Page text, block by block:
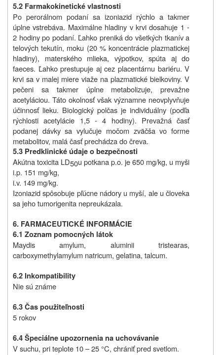
5.2 Farmakokinetické vlastnosti
Po perorálnom podaní sa izoniazid rýchlo a takmer
úplne vstrebáva. Maximálne hladiny v krvi dosahuje 1 -
2 hodiny po podaní. Ľahko preniká do všetkých tkanív a
telových tekutín, moku (20 % koncentrácie plazmatickej
hladiny), materského mlieka, výpotkov, spúta aj do
faeces. Ľahko prestupuje aj cez placentárnu bariéru. V
krvi sa v malej miere viaže na plazmatické bielkoviny. V
pečeni sa takmer úplne metabolizuje, prevažne
acetyláciou. Táto okolnosť však významne neovplyvňuje
účinnosť lieku. Biologický polčas je individuálny (podľa
rýchlosti acetylácie 1,5 - 4 hodiny). Prevažná časť
podanej dávky sa vylučuje močom zväčša vo forme
metabolitov, malá časť prechádza do čreva.
5.3 Predklinické údaje o bezpečnosti
Akútna toxicita LD50u potkana p.o. je 650 mg/kg, u myši
i.p. 151 mg/kg,
i.v. 149 mg/kg.
Izoniazid spôsobuje pľúcne nádory u myší, ale u človeka
sa jeho tumorigenita nepreukázala.
6. FARMACEUTICKÉ INFORMÁCIE
6.1 Zoznam pomocných látok
Maydis amylum, aluminii tristearas,
carboxymethylamylum natricum, gelatina, talcum.
6.2 Inkompatibility
Nie sú známe
6.3 Čas použiteľnosti
5 rokov
6.4 Špeciálne upozornenia na uchovávanie
V suchu, pri teplote 10 – 25 °C, chrániť pred svetlom.